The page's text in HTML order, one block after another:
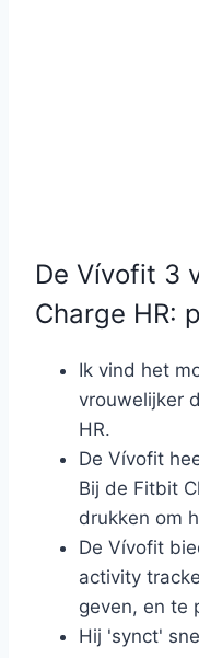
De Vívofit 3
Charge HR:
Ik vind het
vrouwelijker
HR.
De Vívofit
Bij de Fitbit
drukken om
De Vívofit
activity
geven, en te
Hij 'synct'